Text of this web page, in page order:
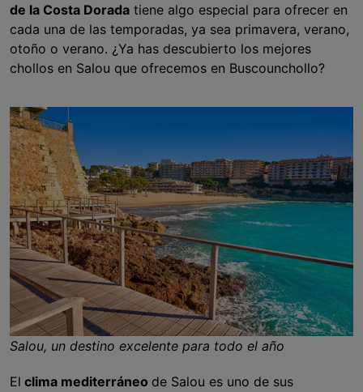
de la Costa Dorada tiene algo especial para ofrecer en
cada una de las temporadas, ya sea primavera, verano,
otoño o verano. ¿Ya has descubierto los mejores
chollos en Salou que ofrecemos en Buscounchollo?
Salou, un destino excelente para todo el año
El clima mediterráneo de Salou es uno de sus